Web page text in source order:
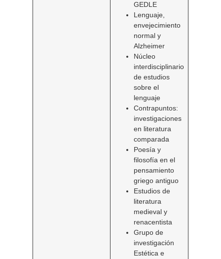
GEDLE
Lenguaje,
envejecimiento
normal y
Alzheimer
Núcleo
interdisciplinario
de estudios
sobre el
lenguaje
Contrapuntos:
investigaciones
en literatura
comparada
Poesía y
filosofía en el
pensamiento
griego antiguo
Estudios de
literatura
medieval y
renacentista
Grupo de
investigación
Estética e